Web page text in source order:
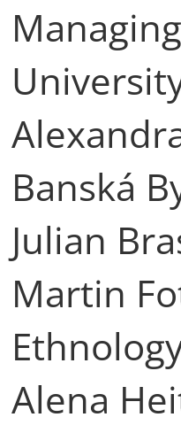
Banská
Julian
Martin
Alena